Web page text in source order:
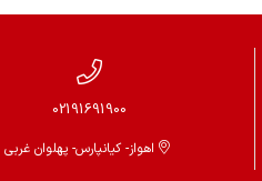
02191691900
اهواز- کیانپارس- پهلوان غربی